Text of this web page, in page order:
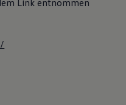
Link entnommen